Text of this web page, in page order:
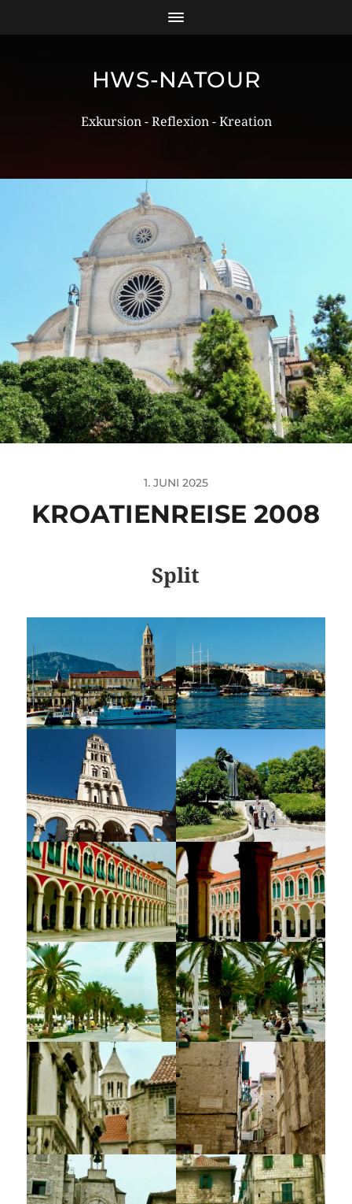
HWS-NATOUR
Exkursion - Reflexion - Kreation
1. JUNI 2025
KROATIENREISE 2008
Split